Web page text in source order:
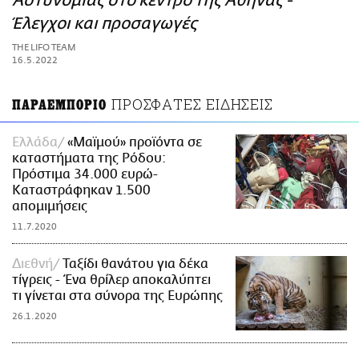
ΑΜΠΑ
PRINT
Έλεγχοι και προσαγωγές
THE LIFO TEAM
16.5.2022
ΠΑΡΑΕΜΠΟΡΙΟ ΠΡΟΣΦΑΤΕΣ ΕΙΔΗΣΕΙΣ
Ελλάδα
«Μαϊμού» προϊόντα σε
καταστήματα της Ρόδου:
Πρόστιμα 34.000 ευρώ-
Καταστράφηκαν 1.500
απομιμήσεις
11.7.2020
Διεθνή
Ταξίδι θανάτου για δέκα
τίγρεις - Ένα θρίλερ αποκαλύπτει
τι γίνεται στα σύνορα της Ευρώπης
26.1.2020